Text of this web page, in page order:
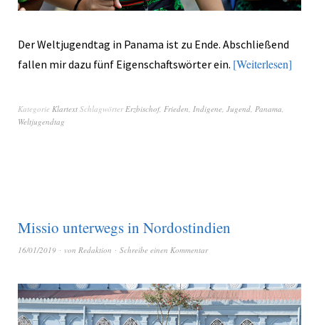
Der Weltjugendtag in Panama ist zu Ende. Abschließend
fallen mir dazu fünf Eigenschaftswörter ein. Weiterlesen
Kategorie Klartext SchlagwörterErzbischof, Frieden, Indigene, Jugend, Panama,
Weltjugendtag
Missio unterwegs in Nordostindien
16/01/2019 von Redaktion Schreibe einen Kommentar